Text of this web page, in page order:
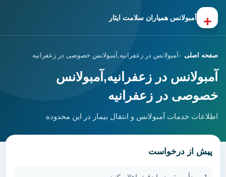
+ آمبولانس همیاران سلامت ایثار
صفحه اصلی آمبولانس در زعفرانیه,آمبولانس خصوصی در زعفرانیه
آمبولانس در زعفرانیه,آمبولانس
خصوصی در زعفرانیه
اطلاعات خدمات آمبولانس و انتقال بیمار در این محدوده
پیش از درخواست